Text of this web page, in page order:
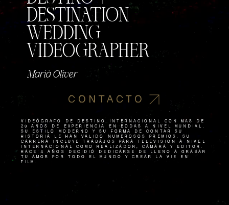
DESTINATION
WEDDING
VIDEOGRAPHER
Marià Oliver
CONTACTO
VIDEÓGRAFO de destino internacional con más de
20 aÑos de experiencia en bodas a nivel mundial.
Su estilo moderno y su forma de contar su
historia le han valido numerosos premios. Su
carrera incluye trabajos para televisión a nivel
internacional como REALIZADOR, CÁMARA y editor.
Hace 4 aÑos decidiÓ dedicarse de lleno a grabar
tu amor por todo el mundo y crear La Vie en
Film.